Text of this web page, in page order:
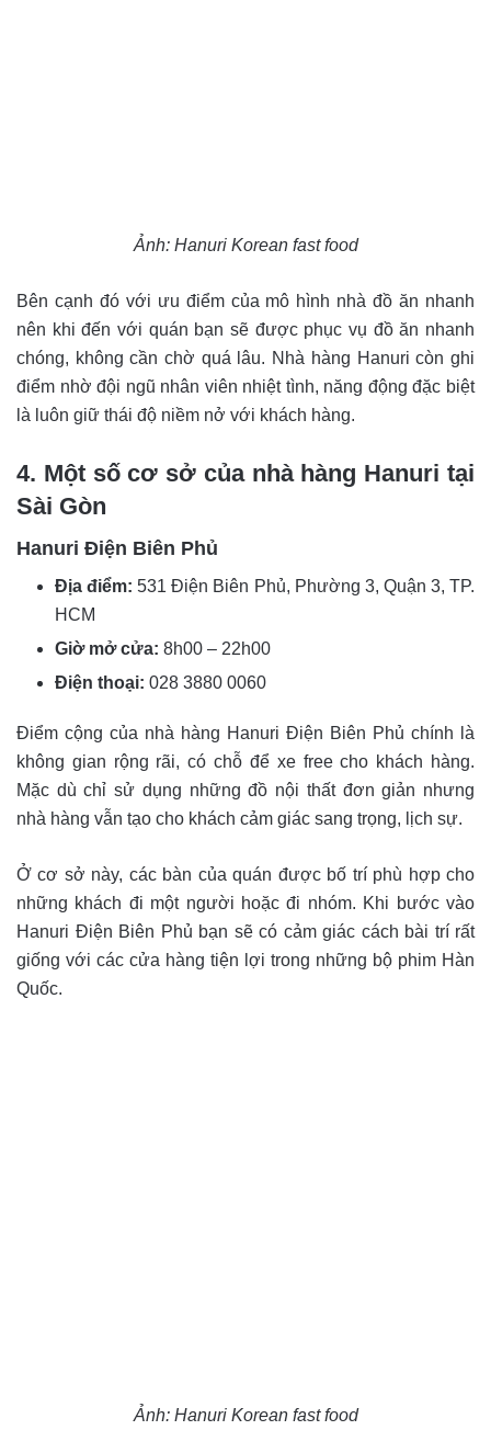
Ảnh: Hanuri Korean fast food
Bên cạnh đó với ưu điểm của mô hình nhà đồ ăn nhanh
nên khi đến với quán bạn sẽ được phục vụ đồ ăn nhanh
chóng, không cần chờ quá lâu. Nhà hàng Hanuri còn ghi
điểm nhờ đội ngũ nhân viên nhiệt tình, năng động đặc biệt
là luôn giữ thái độ niềm nở với khách hàng.
4. Một số cơ sở của nhà hàng Hanuri tại
Sài Gòn
Hanuri Điện Biên Phủ
Địa điểm: 531 Điện Biên Phủ, Phường 3, Quận 3, TP.
HCM
Giờ mở cửa: 8h00 – 22h00
Điện thoại: 028 3880 0060
Điểm cộng của nhà hàng Hanuri Điện Biên Phủ chính là
không gian rộng rãi, có chỗ để xe free cho khách hàng.
Mặc dù chỉ sử dụng những đồ nội thất đơn giản nhưng
nhà hàng vẫn tạo cho khách cảm giác sang trọng, lịch sự.
Ở cơ sở này, các bàn của quán được bố trí phù hợp cho
những khách đi một người hoặc đi nhóm. Khi bước vào
Hanuri Điện Biên Phủ bạn sẽ có cảm giác cách bài trí rất
giống với các cửa hàng tiện lợi trong những bộ phim Hàn
Quốc.
Ảnh: Hanuri Korean fast food